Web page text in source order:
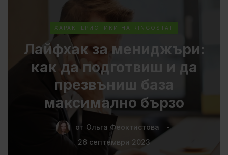
ХАРАКТЕРИСТИКИ НА RINGOSTAT
Лайфхак за мениджъри:
как да подготвиш и да
презвъниш база
максимално бързо
от Ольга Феоктистова
26 септември 2023